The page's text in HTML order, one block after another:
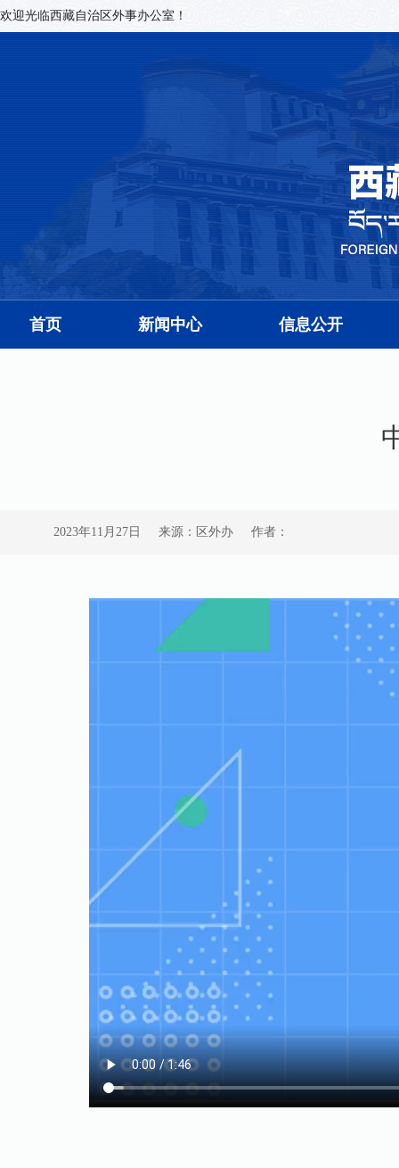
欢迎光临西藏自治区外事办公室！
首页 新闻中心 信息公开
2023年11月27日 来源：区外办 作者：